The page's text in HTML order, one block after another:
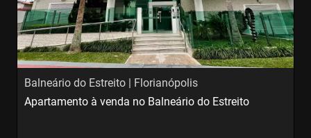
Balneário do Estreito | Florianópolis
Apartamento à venda no Balneário do Estreito